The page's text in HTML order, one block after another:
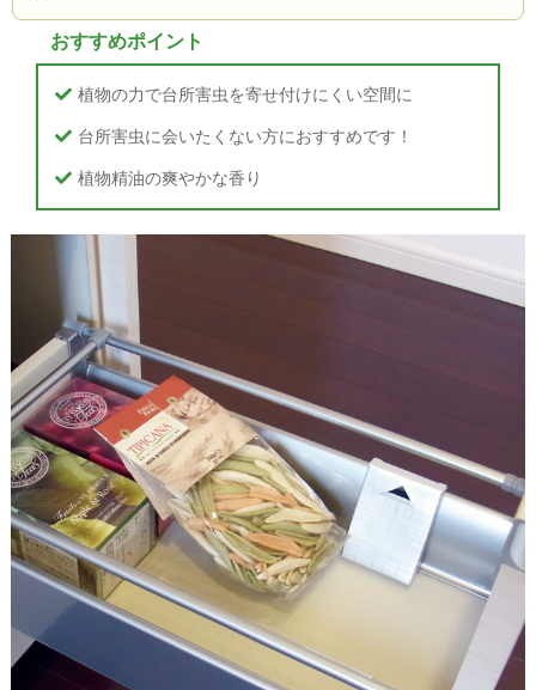
おすすめポイント
植物の力で台所害虫を寄せ付けにくい空間に
台所害虫に会いたくない方におすすめです！
植物精油の爽やかな香り